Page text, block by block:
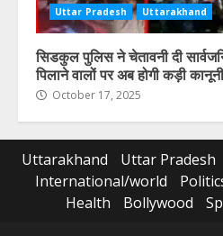
Uttar Pradesh
Uttarakhand
सिडकुल पुलिस ने चेतावनी दी
पिलाने वालों पर अब होगी कड़ी कानूनी
October 17, 2025
Uttarakhand Uttar Pradesh
International/world
Health
Bollywood